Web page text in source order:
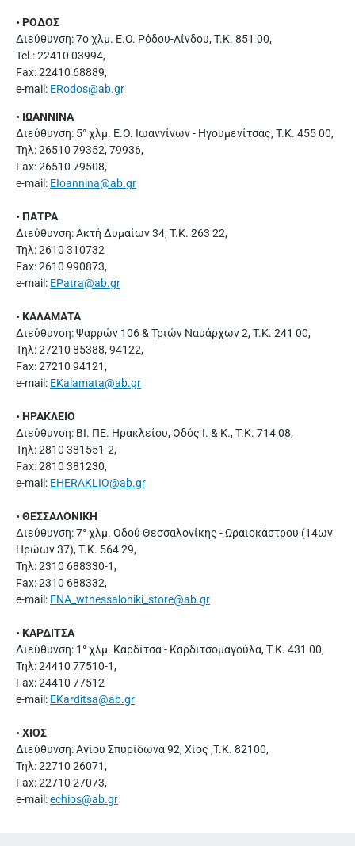
• ΡΟΔΟΣ
Διεύθυνση: 7ο χλμ. Ε.Ο. Ρόδου-Λίνδου, Τ.Κ. 851 00,
Tel.: 22410 03994,
Fax: 22410 68889,
e-mail: ERodos@ab.gr
• ΙΩΑΝΝΙΝΑ
Διεύθυνση: 5° χλμ. Ε.Ο. Ιωαννίνων - Ηγουμενίτσας, Τ.Κ. 455 00,
Τηλ: 26510 79352, 79936,
Fax: 26510 79508,
e-mail: ΕΙοannina@ab.gr
• ΠΑΤΡΑ
Διεύθυνση: Ακτή Δυμαίων 34, Τ.Κ. 263 22,
Τηλ: 2610 310732
Fax: 2610 990873,
e-mail: EPatra@ab.gr
• ΚΑΛΑΜΑΤΑ
Διεύθυνση: Ψαρρών 106 & Τριών Ναυάρχων 2, Τ.Κ. 241 00,
Τηλ: 27210 85388, 94122,
Fax: 27210 94121,
e-mail: EKalamata@ab.gr
• ΗΡΑΚΛΕΙΟ
Διεύθυνση: ΒΙ. ΠΕ. Ηρακλείου, Οδός Ι. & Κ., Τ.Κ. 714 08,
Τηλ: 2810 381551-2,
Fax: 2810 381230,
e-mail: EHERAKLIO@ab.gr
• ΘΕΣΣΑΛΟΝΙΚΗ
Διεύθυνση: 7° χλμ. Οδού Θεσσαλονίκης - Ωραιοκάστρου (14ων
Ηρώων 37), Τ.Κ. 564 29,
Τηλ: 2310 688330-1,
Fax: 2310 688332,
e-mail: ENA_wthessaloniki_store@ab.gr
• ΚΑΡΔΙΤΣΑ
Διεύθυνση: 1° χλμ. Καρδίτσα - Καρδιτσομαγούλα, Τ.Κ. 431 00,
Τηλ: 24410 77510-1,
Fax: 24410 77512
e-mail: EKarditsa@ab.gr
• ΧΙΟΣ
Διεύθυνση: Αγίου Σπυρίδωνα 92, Χίος ,Τ.Κ. 82100,
Τηλ: 22710 26071,
Fax: 22710 27073,
e-mail:echios@ab.gr